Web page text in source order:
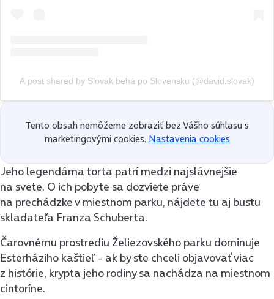
A post shared by Slovák behá po Slovensku (@david.slovak)
Tento obsah nemôžeme zobraziť bez Vášho súhlasu s
marketingovými cookies. Nastavenia cookies
Jeho legendárna torta patrí medzi najslávnejšie
na svete. O ich pobyte sa dozviete práve
na prechádzke v miestnom parku, nájdete tu aj bustu
skladateľa Franza Schuberta.
Čarovnému prostrediu Želiezovského parku dominuje
Esterháziho kaštieľ – ak by ste chceli objavovať viac
z histórie, krypta jeho rodiny sa nachádza na miestnom
cintoríne.